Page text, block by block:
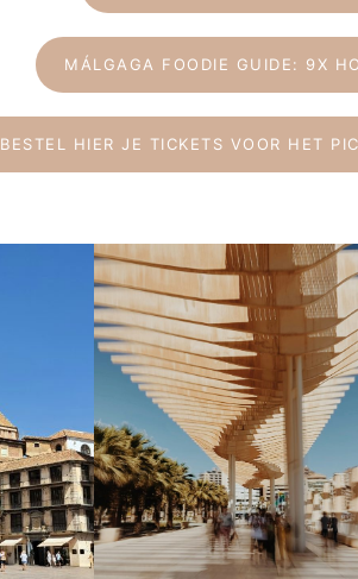
MÁLGAGA FOODIE GUIDE: 9X
BESTEL HIER JE TICKETS VOOR HET